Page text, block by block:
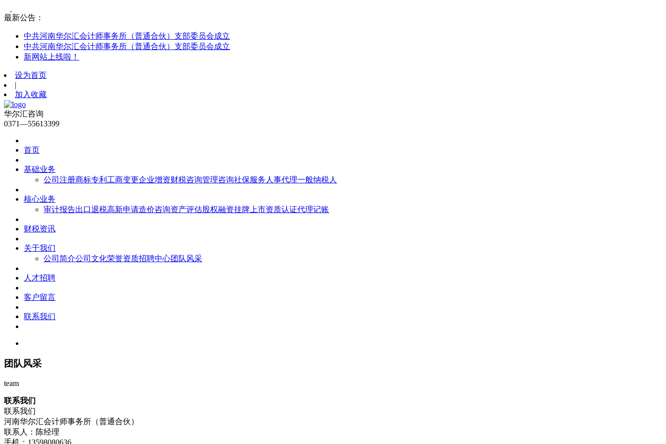
最新公告：
中共河南华尔汇会计师事务所（普通合伙）支部委员会成立
中共河南华尔汇会计师事务所（普通合伙）支部委员会成立
新网站上线啦！
设为首页
|
加入收藏
华尔汇咨询
0371—55613399
首页
基础业务
公司注册商标专利 工商变更企业增资财税咨询管理咨询社保服务 人事代理一般纳税人
核心业务
审计报告出口退税高新申请造价咨询资产评估股权融资挂牌上市资质认证代理记账
财税资讯
关于我们
公司简介公司文化荣誉资质招聘中心团队风采
人才招聘
客户留言
联系我们
团队风采
team
联系我们
联系我们
河南华尔汇会计师事务所（普通合伙）
联系人：陈经理